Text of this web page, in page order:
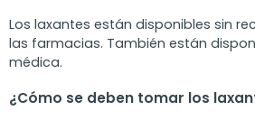
Los laxantes están disponibles sin
las farmacias. También están
médica.
¿Cómo se deben tomar los